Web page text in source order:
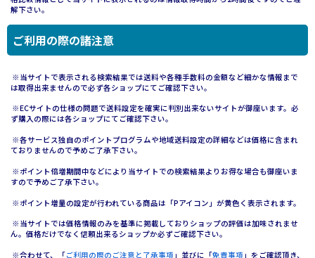
解下さい。
ご利用の際の諸注意
※当サイトで表示される検索結果では送料や各種手数料の金額など細かな情報まで
は取得出来ませんので必ず各ショップにてご確認下さい。
※ECサイトの仕様の問題で送料設定を確実に判別出来ないサイトが御座います。必
ず購入の際には各ショップにてご確認下さい。
※各サービス独自のポイントプログラムや地域送料設定の詳細などは価格に含まれ
ておりませんので予めご了承下さい。
※ポイント倍増期間中などにより当サイトでの検索結果よりお得な場合も御座いま
すので予めご了承下さい。
※ポイント増量の設定が行われている商品は「Pアイコン」が黄色く表示されます。
※当サイトでは価格情報のみを基準に掲載しておりショップの評価は加味されませ
ん。価格だけでなく信頼出来るショップか必ずご確認下さい。
※合わせて、「ご利用の際のご注意と了承事項 」並びに「免責事項 」をご確認頂き、